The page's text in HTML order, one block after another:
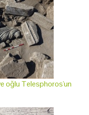
oğlu Telesphoros'un